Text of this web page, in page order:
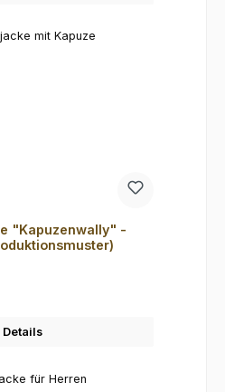
"Kapuzenwally" -
Details